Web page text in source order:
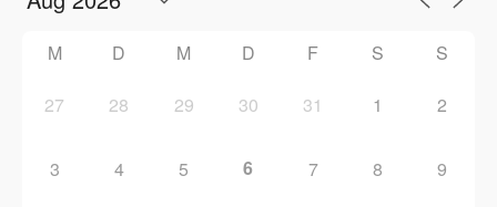
M D M D F S S
27 28 29 30 31 1 2
3 4 5 6 7 8 9